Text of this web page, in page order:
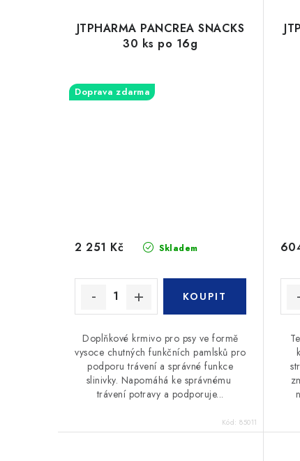
JTPHARMA PANCREA SNACKS
30 ks po 16g
Doprava zdarma
Skladem
2 251 Kč
Doplňkové krmivo pro psy ve formě
vysoce chutných funkčních pamlsků pro
podporu trávení a správné funkce
slinivky. Napomáhá ke správnému
trávení potravy a podporuje...
Kód: 85011